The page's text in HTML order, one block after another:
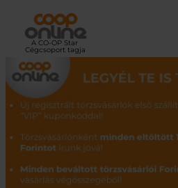
tartalomhoz